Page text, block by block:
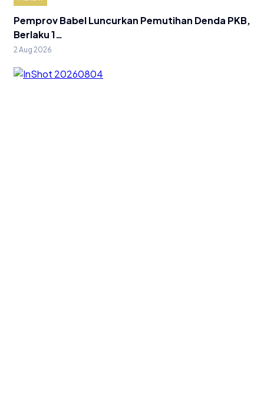
Pemprov Babel Luncurkan Pemutihan Denda PKB,
Berlaku 1…
2 Aug 2026